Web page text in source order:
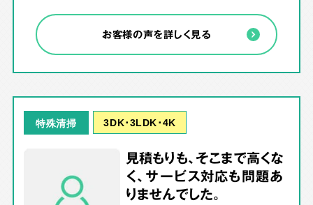
お客様の声を詳しく見る
特殊清掃 3DK･3LDK･4K
見積もりも、そこまで高くな
く、サービス対応も問題あ
りませんでした。